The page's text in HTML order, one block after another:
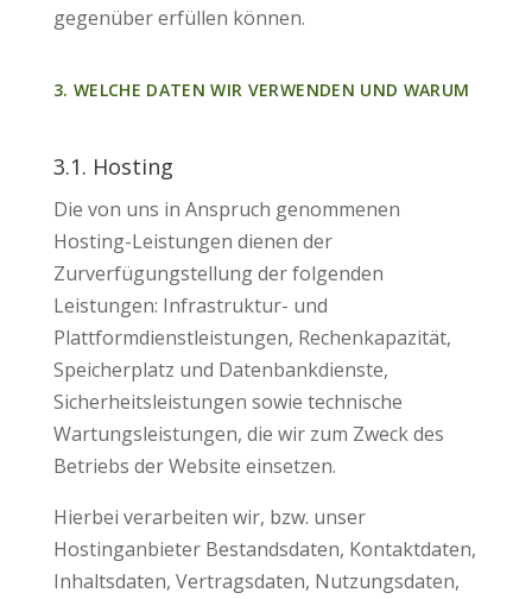
gegenüber erfüllen können.
3. WELCHE DATEN WIR VERWENDEN UND WARUM
3.1. Hosting
Die von uns in Anspruch genommenen
Hosting-Leistungen dienen der
Zurverfügungstellung der folgenden
Leistungen: Infrastruktur- und
Plattformdienstleistungen, Rechenkapazität,
Speicherplatz und Datenbankdienste,
Sicherheitsleistungen sowie technische
Wartungsleistungen, die wir zum Zweck des
Betriebs der Website einsetzen.
Hierbei verarbeiten wir, bzw. unser
Hostinganbieter Bestandsdaten, Kontaktdaten,
Inhaltsdaten, Vertragsdaten, Nutzungsdaten,